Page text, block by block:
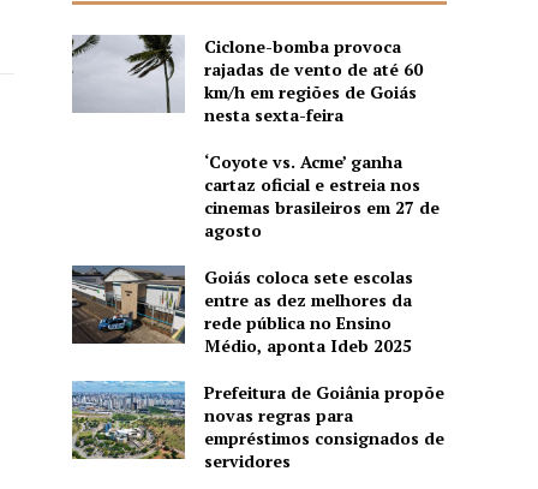
Ciclone-bomba provoca
rajadas de vento de até 60
km/h em regiões de Goiás
nesta sexta-feira
‘Coyote vs. Acme’ ganha
cartaz oficial e estreia nos
cinemas brasileiros em 27 de
agosto
Goiás coloca sete escolas
entre as dez melhores da
rede pública no Ensino
Médio, aponta Ideb 2025
Prefeitura de Goiânia propõe
novas regras para
empréstimos consignados de
servidores